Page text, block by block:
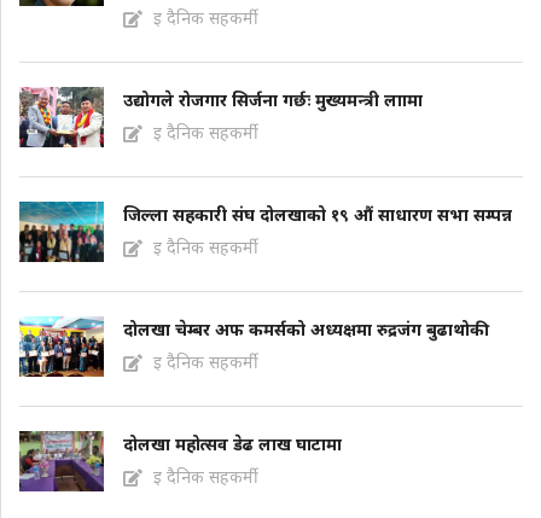
इ दैनिक सहकर्मी
उद्योगले रोजगार सिर्जना गर्छः मुख्यमन्त्री लाामा
इ दैनिक सहकर्मी
जिल्ला सहकारी संघ दोलखाको १९ औं साधारण सभा सम्पन्न
इ दैनिक सहकर्मी
दोलखा चेम्बर अफ कमर्सको अध्यक्षमा रुद्रजंग बुढाथोकी
इ दैनिक सहकर्मी
दोलखा महोत्सव डेढ लाख घाटामा
इ दैनिक सहकर्मी